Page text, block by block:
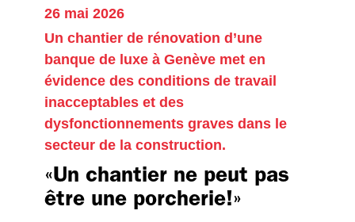
26 mai 2026
Un chantier de rénovation d’une
banque de luxe à Genève met en
évidence des conditions de travail
inacceptables et des
dysfonctionnements graves dans le
secteur de la construction.
«Un chantier ne peut pas
être une porcherie!»